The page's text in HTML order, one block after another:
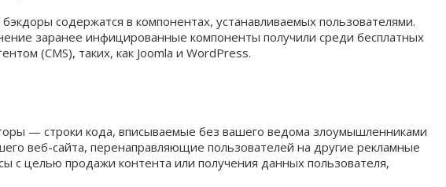
содержатся в компонентах, устанавливаемых пользователями.
заранее инфицированные компоненты получили среди бесплатных
(CMS), таких, как Joomla и WordPress.
— строки кода, вписываемые без вашего ведома злоумышленниками
веб-сайта, перенаправляющие пользователей на другие рекламные
с целью продажи контента или получения данных пользователя,